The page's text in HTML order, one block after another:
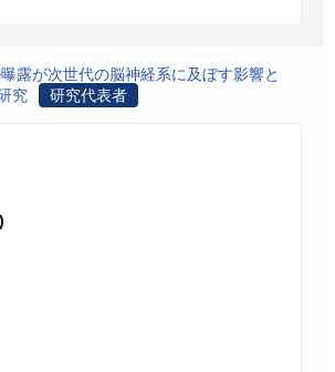
露が次世代の脳神経系に及ぼす影響と
究
研究代表者